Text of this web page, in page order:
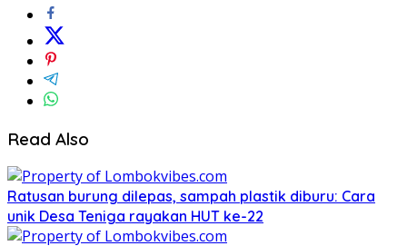
Read Also
Ratusan burung dilepas, sampah plastik diburu: Cara
unik Desa Teniga rayakan HUT ke-22